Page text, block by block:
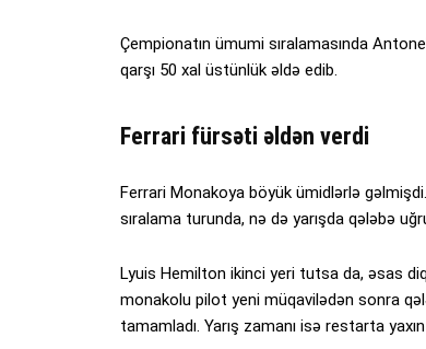
Çempionatın ümumi sıralamasında
qarşı 50 xal üstünlük əldə edib.
Ferrari fürsəti əldən verdi
Ferrari Monakoya böyük ümidlərlə
sıralama turunda, nə də yarışda qələbə
Lyuis Hemilton ikinci yeri tutsa da, əsas
monakolu pilot yeni müqavilədən sonra
tamamladı. Yarış zamanı isə restarta